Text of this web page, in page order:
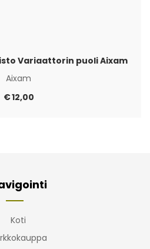
Variaattorin puoli Aixam
Aixam
€12,00
Koti